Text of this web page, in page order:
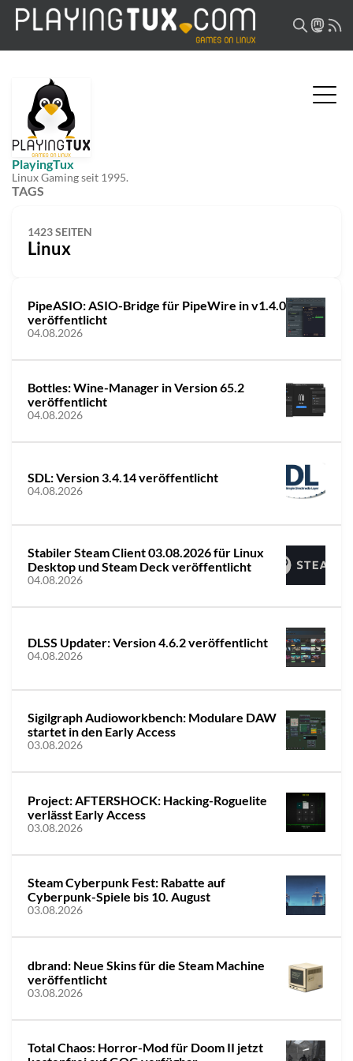
PlayingTux
Linux Gaming seit 1995.
TAGS
1423 SEITEN
Linux
PipeASIO: ASIO-Bridge für PipeWire in v1.4.0
veröffentlicht
04.08.2026
Bottles: Wine-Manager in Version 65.2
veröffentlicht
04.08.2026
SDL: Version 3.4.14 veröffentlicht
04.08.2026
Stabiler Steam Client 03.08.2026 für Linux
Desktop und Steam Deck veröffentlicht
04.08.2026
DLSS Updater: Version 4.6.2 veröffentlicht
04.08.2026
Sigilgraph Audioworkbench: Modulare DAW
startet in den Early Access
03.08.2026
Project: AFTERSHOCK: Hacking-Roguelite
verlässt Early Access
03.08.2026
Steam Cyberpunk Fest: Rabatte auf
Cyberpunk-Spiele bis 10. August
03.08.2026
dbrand: Neue Skins für die Steam Machine
veröffentlicht
03.08.2026
Total Chaos: Horror-Mod für Doom II jetzt